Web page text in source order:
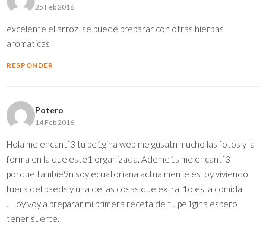
25 Feb 2016
excelente el arroz ,se puede preparar con otras hierbas
aromaticas
RESPONDER
Potero
14 Feb 2016
Hola me encantf3 tu pe1gina web me gusatn mucho las fotos y la
forma en la que este1 organizada. Ademe1s me encantf3
porque tambie9n soy ecuatoriana actualmente estoy viviendo
fuera del paeds y una de las cosas que extraf1o es la comida
..Hoy voy a preparar mi primera receta de tu pe1gina espero
tener suerte.